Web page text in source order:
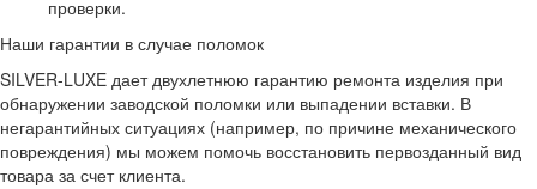
проверки.
Наши гарантии в случае поломок
SILVER-LUXE дает двухлетнюю гарантию ремонта изделия при
обнаружении заводской поломки или выпадении вставки. В
негарантийных ситуациях (например, по причине механического
повреждения) мы можем помочь восстановить первозданный вид
товара за счет клиента.